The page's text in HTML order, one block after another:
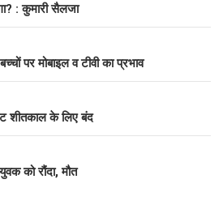
: कुमारी सैलजा
पर मोबाइल व टीवी का प्रभाव
शीतकाल के लिए बंद
को रौंदा, मौत